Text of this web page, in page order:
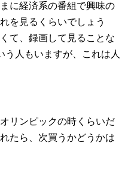
に経済系の番組で興味の
を見るくらいでしょう
て、録画して見ることな
う人もいますが、これは人
リンピックの時くらいだ
たら、次買うかどうかは